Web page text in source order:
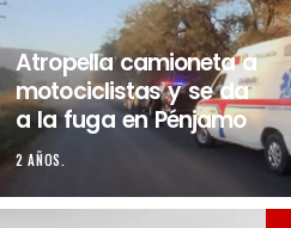
Atropella camioneta a
motociclistas y se da
a la fuga en Pénjamo
2 AÑOS.